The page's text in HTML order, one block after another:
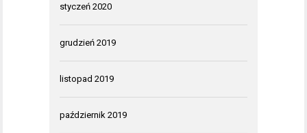
styczeń 2020
grudzień 2019
listopad 2019
październik 2019